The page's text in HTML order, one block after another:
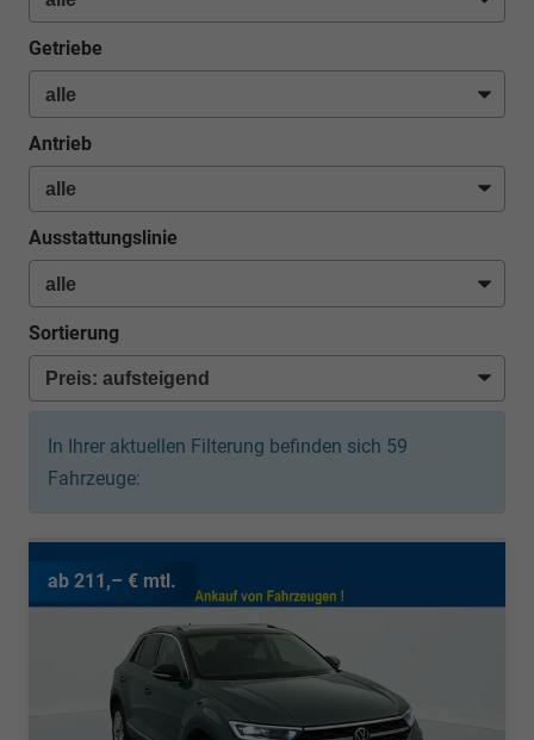
Getriebe
Antrieb
Ausstattungslinie
Sortierung
In Ihrer aktuellen Filterung befinden sich 59
Fahrzeuge:
ab 211,– € mtl.